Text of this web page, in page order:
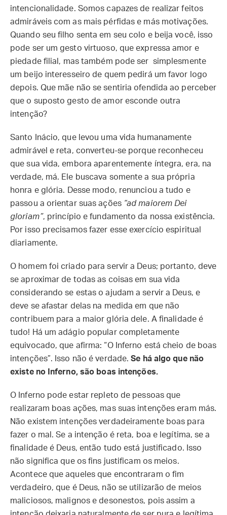
intencionalidade. Somos capazes de realizar feitos
admiráveis com as mais pérfidas e más motivações.
Quando seu filho senta em seu colo e beija você, isso
pode ser um gesto virtuoso, que expressa amor e
piedade filial, mas também pode ser simplesmente
um beijo interesseiro de quem pedirá um favor logo
depois. Que mãe não se sentiria ofendida ao perceber
que o suposto gesto de amor esconde outra
intenção?
Santo Inácio, que levou uma vida humanamente
admirável e reta, converteu-se porque reconheceu
que sua vida, embora aparentemente íntegra, era, na
verdade, má. Ele buscava somente a sua própria
honra e glória. Desse modo, renunciou a tudo e
passou a orientar suas ações “ad maiorem Dei
gloriam”, princípio e fundamento da nossa existência.
Por isso precisamos fazer esse exercício espiritual
diariamente.
O homem foi criado para servir a Deus; portanto, deve
se aproximar de todas as coisas em sua vida
considerando se estas o ajudam a servir a Deus, e
deve se afastar delas na medida em que não
contribuem para a maior glória dele. A finalidade é
tudo! Há um adágio popular completamente
equivocado, que afirma: “O Inferno está cheio de boas
intenções”. Isso não é verdade.Se há algo que não
existe no Inferno, são boas intenções.
O Inferno pode estar repleto de pessoas que
realizaram boas ações, mas suas intenções eram más.
Não existem intenções verdadeiramente boas para
fazer o mal. Se a intenção é reta, boa e legítima, se a
finalidade é Deus, então tudo está justificado. Isso
não significa que os fins justificam os meios.
Acontece que aqueles que encontraram o fim
verdadeiro, que é Deus, não se utilizarão de meios
maliciosos, malignos e desonestos, pois assim a